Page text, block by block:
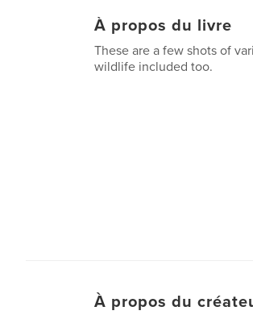
À propos du livre
These are a few shots of
wildlife included too.
À propos du